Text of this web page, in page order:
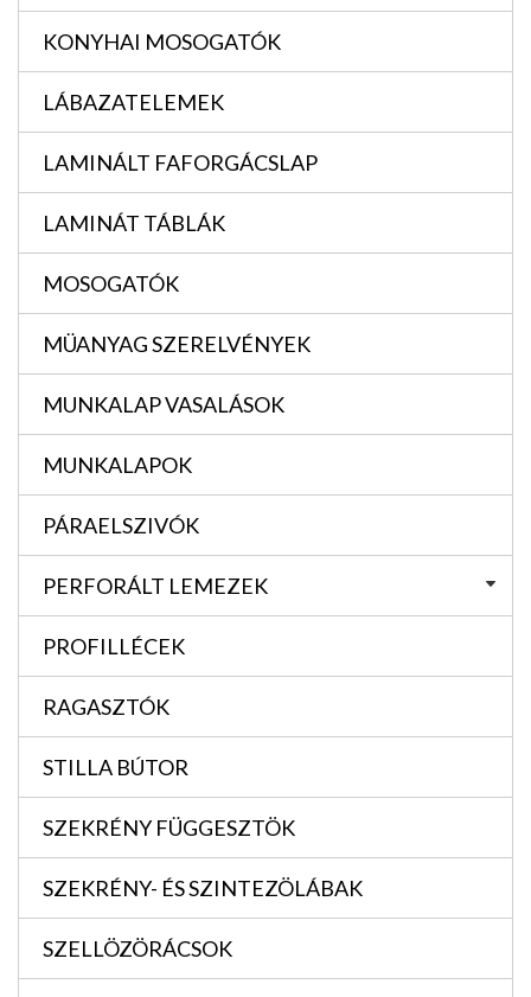
KONYHAI MOSOGATÓK
LÁBAZATELEMEK
LAMINÁLT FAFORGÁCSLAP
LAMINÁT TÁBLÁK
MOSOGATÓK
MÜANYAG SZERELVÉNYEK
MUNKALAP VASALÁSOK
MUNKALAPOK
PÁRAELSZIVÓK
PERFORÁLT LEMEZEK
PROFILLÉCEK
RAGASZTÓK
STILLA BÚTOR
SZEKRÉNY FÜGGESZTÖK
SZEKRÉNY- ÉS SZINTEZÖLÁBAK
SZELLÖZÖRÁCSOK